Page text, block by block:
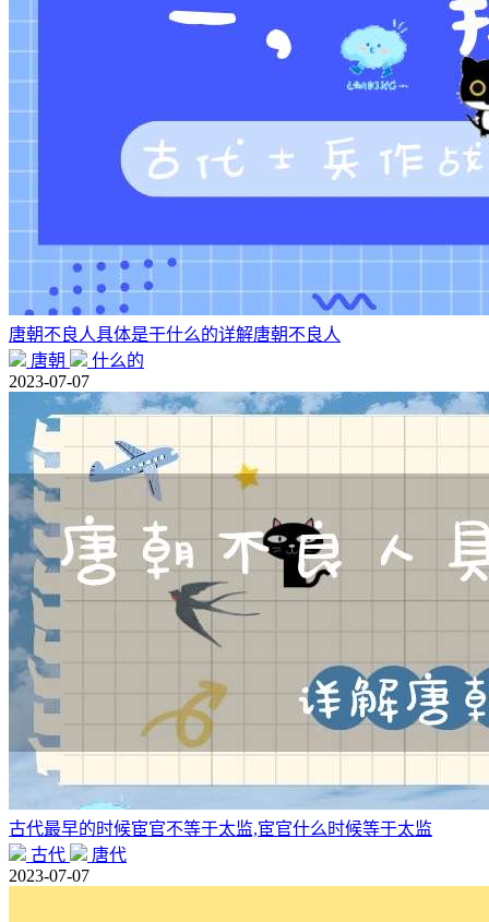
唐朝不良人具体是干什么的详解唐朝不良人
唐朝
什么的
2023-07-07
古代最早的时候宦官不等于太监,宦官什么时候等于太监
古代
唐代
2023-07-07